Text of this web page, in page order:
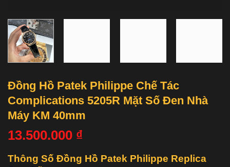
Đồng Hồ Patek Philippe Chế Tác
Complications 5205R Mặt Số Đen Nhà
Máy KM 40mm
13.500.000 ₫
Thông Số Đồng Hồ Patek Philippe Replica